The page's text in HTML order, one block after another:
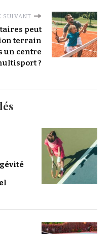
SUIVANT
peut
terrain
un centre
?